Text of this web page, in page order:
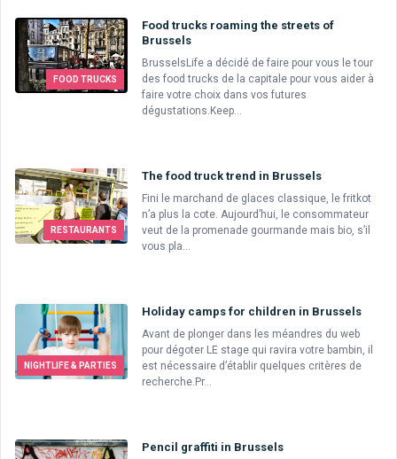
FOOD TRUCKS
Food trucks roaming the streets of
Brussels
BrusselsLife a décidé de faire pour vous le tour
des food trucks de la capitale pour vous aider à
faire votre choix dans vos futures
dégustations.Keep...
RESTAURANTS
The food truck trend in Brussels
Fini le marchand de glaces classique, le fritkot
n’a plus la cote. Aujourd’hui, le consommateur
veut de la promenade gourmande mais bio, s’il
vous pla...
NIGHTLIFE & PARTIES
Holiday camps for children in Brussels
Avant de plonger dans les méandres du web
pour dégoter LE stage qui ravira votre bambin, il
est nécessaire d’établir quelques critères de
recherche.Pr...
Pencil graffiti in Brussels